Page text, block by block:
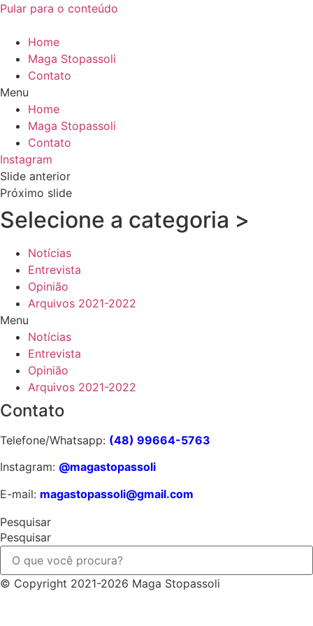
Pular para o conteúdo
Home
Maga Stopassoli
Contato
Menu
Home
Maga Stopassoli
Contato
Instagram
Slide anterior
Próximo slide
Selecione a categoria >
Notícias
Entrevista
Opinião
Arquivos 2021-2022
Menu
Notícias
Entrevista
Opinião
Arquivos 2021-2022
Contato
Telefone/Whatsapp: (48) 99664-5763
Instagram: @magastopassoli
E-mail: magastopassoli@gmail.com
Pesquisar
Pesquisar
© Copyright 2021-2026 Maga Stopassoli